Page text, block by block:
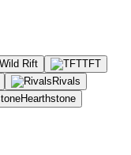
Wild Rift
TFT
Rivals
Hearthstone